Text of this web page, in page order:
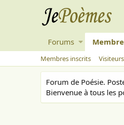
Forums
Membres inscrits
Forum de Poésie.
Bienvenue à tous les